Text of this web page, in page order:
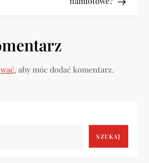
, aby móc dodać komentarz.
SZUKAJ